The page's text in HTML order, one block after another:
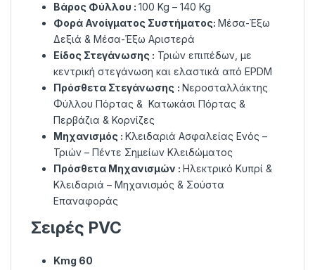
Βάρος Φύλλου : 100 Kg – 140 Kg
Φορά Ανοίγματος Συστήματος: Μέσα-Έξω
Δεξιά & Μέσα-Έξω Αριστερά
Είδος Στεγάνωσης : Τριών επιπέδων, µε
κεντρική στεγάνωση και ελαστικά από EPDM
Πρόσθετα Στεγάνωσης : Νεροσταλλάκτης
Φύλλου Πόρτας & Κατωκάσι Πόρτας &
Περβάζια & Κορνίζες
Μηχανισμός : Κλειδαριά Ασφαλείας Ενός –
Τριών – Πέντε Σημείων Κλειδώματος
Πρόσθετα Μηχανισμών : Ηλεκτρικό Κυπρί &
Κλειδαριά – Μηχανισμός & Σούστα
Επαναφοράς
Σειρές PVC
Kmg 60